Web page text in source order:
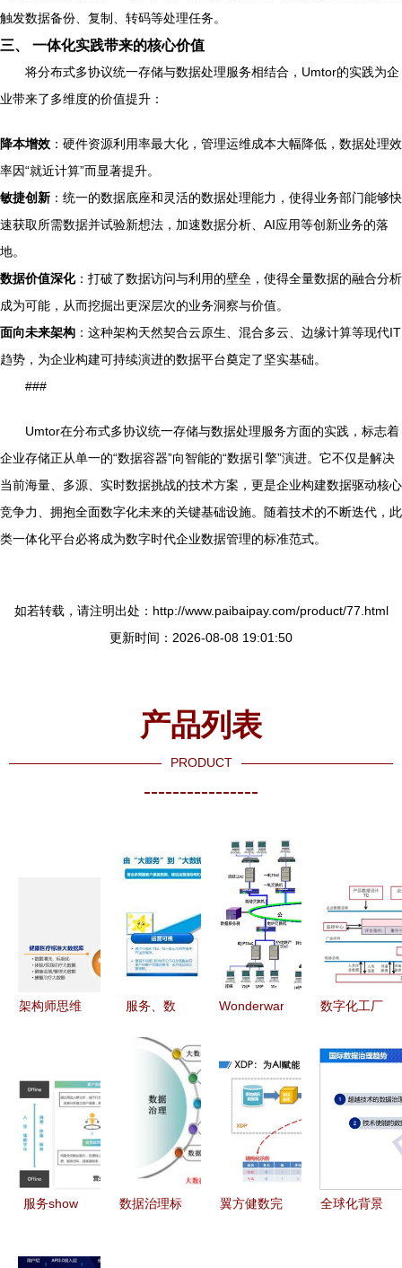
触发数据备份、复制、转码等处理任务。
三、 一体化实践带来的核心价值
将分布式多协议统一存储与数据处理服务相结合，Umtor的实践为企
业带来了多维度的价值提升：
降本增效 ：硬件资源利用率最大化，管理运维成本大幅降低，数据处理效
率因“就近计算”而显著提升。
敏捷创新 ：统一的数据底座和灵活的数据处理能力，使得业务部门能够快
速获取所需数据并试验新想法，加速数据分析、AI应用等创新业务的落
地。
数据价值深化：打破了数据访问与利用的壁垒，使得全量数据的融合分析
成为可能，从而挖掘出更深层次的业务洞察与价值。
面向未来架构 ：这种架构天然契合云原生、混合多云、边缘计算等现代IT
趋势，为企业构建可持续演进的数据平台奠定了坚实基础。
###
Umtor在分布式多协议统一存储与数据处理服务方面的实践，标志着
企业存储正从单一的“数据容器”向智能的“数据引擎”演进。它不仅是解决
当前海量、多源、实时数据挑战的技术方案，更是企业构建数据驱动核心
竞争力、拥抱全面数字化未来的关键基础设施。随着技术的不断迭代，此
类一体化平台必将成为数字时代企业数据管理的标准范式。
如若转载，请注明出处：http://www.paibaipay.com/product/77.html
更新时间：2026-08-08 19:01:50
产品列表
PRODUCT
----------------
架构师思维
学全流程的
产品体系如
何铸就
服务、数
新形势下客
户服务体系
建设的新思
考（四）之
数据处理服
务
Wonderware
据库在石钢
的应用_技
控网_工业
360 数据处
理服务
数字化工厂
理服务 构
明的智能生
服务show
中台解决方
数据治理标
翼方健数完
全球化背景